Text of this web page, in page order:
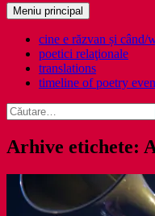
Caută
Meniu principal
cine e răzvan și când/
poetici relaţionale
translations
timeline of poetry
Caută
după:
Arhive etichete: